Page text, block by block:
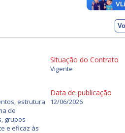
Situação do Contrato
Vigente
estrutura
de
grupos
e eficaz às
Data de publicação
12/06/2026